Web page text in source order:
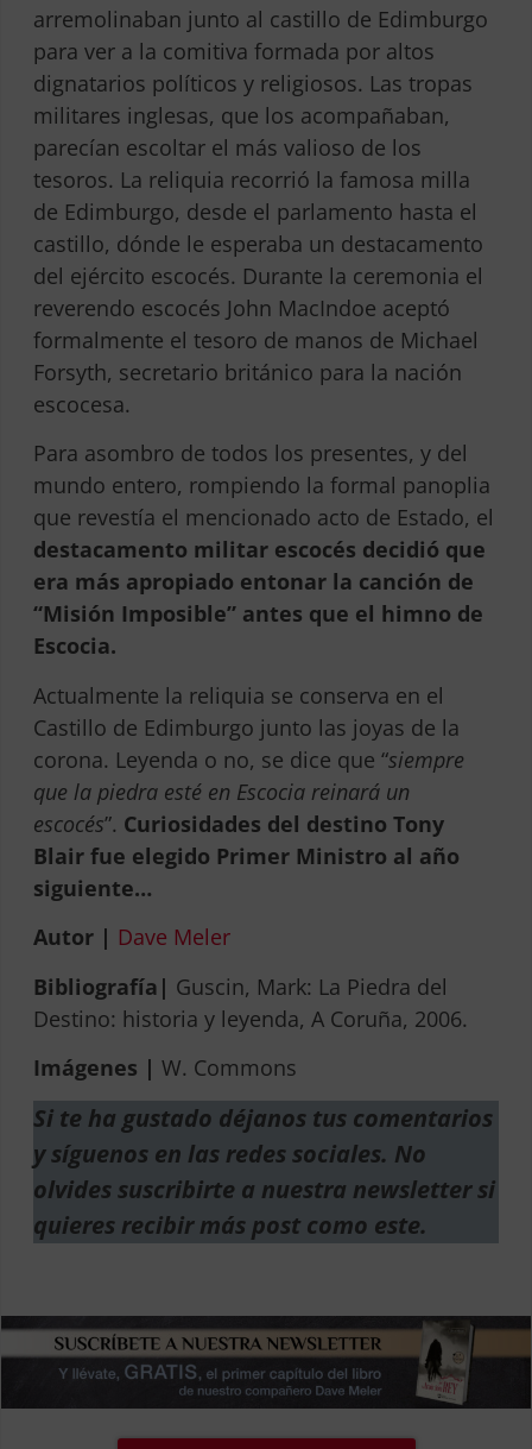
arremolinaban junto al castillo de Edimburgo
para ver a la comitiva formada por altos
dignatarios políticos y religiosos. Las tropas
militares inglesas, que los acompañaban,
parecían escoltar el más valioso de los
tesoros. La reliquia recorrió la famosa milla
de Edimburgo, desde el parlamento hasta el
castillo, dónde le esperaba un destacamento
del ejército escocés. Durante la ceremonia el
reverendo escocés John MacIndoe aceptó
formalmente el tesoro de manos de Michael
Forsyth, secretario británico para la nación
escocesa.
Para asombro de todos los presentes, y del
mundo entero, rompiendo la formal panoplia
que revestía el mencionado acto de Estado, el
destacamento militar escocés decidió que
era más apropiado entonar la canción de
“Misión Imposible” antes que el himno de
Escocia.
Actualmente la reliquia se conserva en el
Castillo de Edimburgo junto las joyas de la
corona. Leyenda o no, se dice que “siempre
que la piedra esté en Escocia reinará un
escocés”. Curiosidades del destino Tony
Blair fue elegido Primer Ministro al año
siguiente…
Autor | Dave Meler
Bibliografía| Guscin, Mark: La Piedra del
Destino: historia y leyenda, A Coruña, 2006.
Imágenes | W. Commons
Si te ha gustado déjanos tus comentarios
y síguenos en las redes sociales. No
olvides suscribirte a nuestra newsletter si
quieres recibir más post como este.